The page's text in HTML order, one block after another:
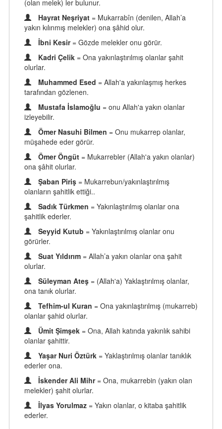
(olan melek) ler bulunur.
Hayrat Neşriyat = Mukarrabîn (denilen, Allah’a
yakın kılınmış melekler) ona şâhid olur.
İbni Kesir = Gözde melekler onu görür.
Kadri Çelik = Ona yakınlaştırılmış olanlar şahit
olurlar.
Muhammed Esed = Allah'a yakınlaşmış herkes
tarafından gözlenen.
Mustafa İslamoğlu = onu Allah'a yakın olanlar
izleyebilir.
Ömer Nasuhi Bilmen = Onu mukarrep olanlar,
müşahede eder görür.
Ömer Öngüt = Mukarrebler (Allah'a yakın olanlar)
ona şâhit olurlar.
Şaban Piriş = Mukarrebun/yakınlaştırılmış
olanların şahitlik ettiği..
Sadık Türkmen = Yakınlaştırılmış olanlar ona
şahitlik ederler.
Seyyid Kutub = Yakınlaştırılmış olanlar onu
görürler.
Suat Yıldırım = Allah’a yakın olanlar ona şahit
olurlar.
Süleyman Ateş = (Allah'a) Yaklaştırılmış olanlar,
ona tanık olurlar.
Tefhim-ul Kuran = Ona yakınlaştırılmış (mukarreb)
olanlar şahid olurlar.
Ümit Şimşek = Ona, Allah katında yakınlık sahibi
olanlar şahittir.
Yaşar Nuri Öztürk = Yaklaştırılmış olanlar tanıklık
ederler ona.
İskender Ali Mihr = Ona, mukarrebin (yakın olan
melekler) şahit olurlar.
İlyas Yorulmaz = Yakın olanlar, o kitaba şahitlik
ederler.